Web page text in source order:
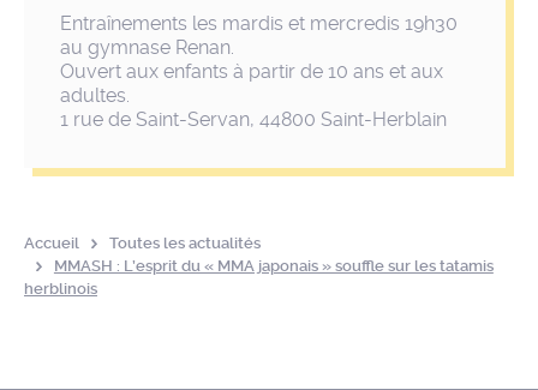
Entraînements les mardis et mercredis 19h30
au gymnase Renan.
Ouvert aux enfants à partir de 10 ans et aux
adultes.
1 rue de Saint-Servan, 44800 Saint-Herblain
Accueil
Toutes les actualités
MMASH : L’esprit du « MMA japonais » souffle sur les tatamis
herblinois